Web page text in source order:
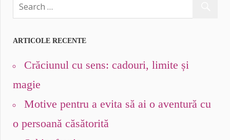
ARTICOLE RECENTE
Crăciunul cu sens: cadouri, limite și
magie
Motive pentru a evita să ai o aventură cu
o persoană căsătorită